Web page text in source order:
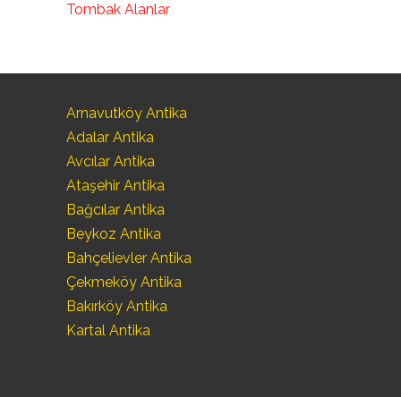
Tombak Alanlar
Arnavutköy Antika
Adalar Antika
Avcılar Antika
Ataşehir Antika
Bağcılar Antika
Beykoz Antika
Bahçelievler Antika
Çekmeköy Antika
Bakırköy Antika
Kartal Antika